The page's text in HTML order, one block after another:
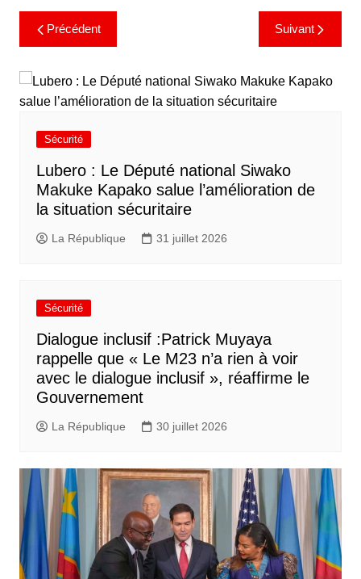
Précédent Suivant
Sécurité
Lubero : Le Député national Siwako
Makuke Kapako salue l’amélioration de
la situation sécuritaire
La République 31 juillet 2026
Sécurité
Dialogue inclusif :Patrick Muyaya
rappelle que « Le M23 n’a rien à voir
avec le dialogue inclusif », réaffirme le
Gouvernement
La République 30 juillet 2026